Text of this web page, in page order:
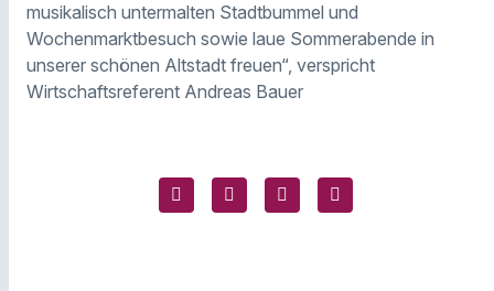
musikalisch untermalten Stadtbummel und
Wochenmarktbesuch sowie laue Sommerabende in
unserer schönen Altstadt freuen“, verspricht
Wirtschaftsreferent Andreas Bauer